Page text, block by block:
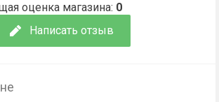
Написать отзыв
оценка магазина: 0